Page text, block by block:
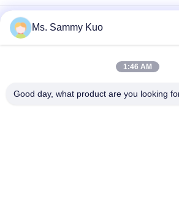
Μηχανή αρωματικού αέρα που ελέγχεται
κάλυψη 500CBM και ανθεκτικό
εμπορική χρήση
WIFI 4G APP Control 150ml χωρητικότητα
λειτουργία Αρωματική μηχανή αέρα για
Ms. Sammy Kuo
1:46 AM
Good day, what product are you looking